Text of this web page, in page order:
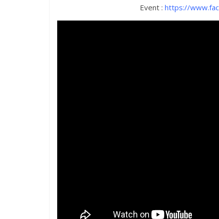
Event : https://